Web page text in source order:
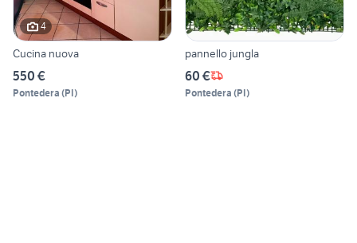
4
Cucina nuova
550 €
Pontedera (PI)
pannello jungla
60 €
Pontedera (PI)